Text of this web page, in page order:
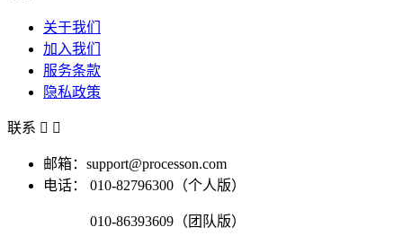
关于我们
加入我们
服务条款
隐私政策
联系  
邮箱：support@processon.com
电话：
010-82796300（个人版）
010-86393609（团队版）